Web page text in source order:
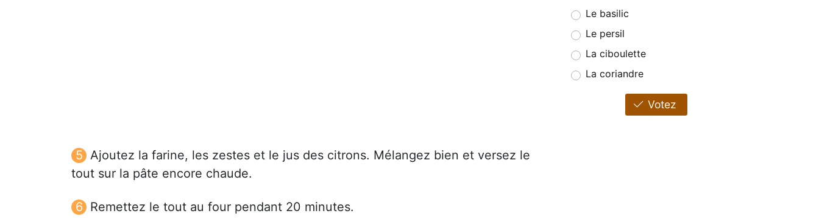
Ajoutez la farine, les zestes et le jus des citrons. Mélangez bien et versez le
tout sur la pâte encore chaude.
Remettez le tout au four pendant 20 minutes.
Le basilic
Le persil
La ciboulette
La coriandre
Votez